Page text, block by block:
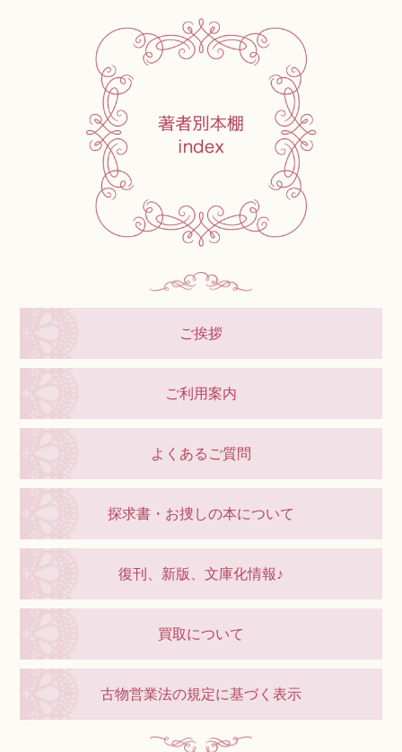
ご挨拶
ご利用案内
よくあるご質問
探求書・お捜しの本について
復刊、新版、文庫化情報♪
買取について
古物営業法の規定に基づく表示